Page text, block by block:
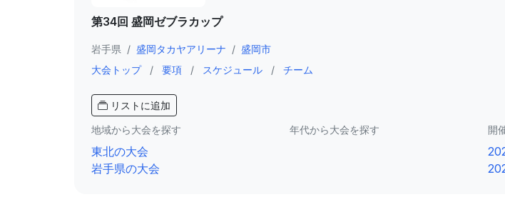
第34回 盛岡ゼブラカップ
岩手県 / 盛岡タカヤアリーナ / 盛岡市
大会トップ
/ 要項 / スケジュール / チーム
リストに追加
地域から大会を探す
東北の大会
岩手県の大会
年代から大会を探す 開